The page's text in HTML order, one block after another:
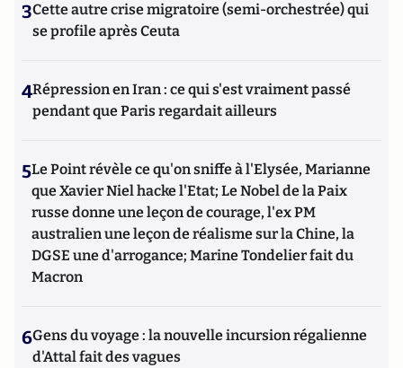
3Cette autre crise migratoire (semi-orchestrée) qui
se profile après Ceuta
4Répression en Iran : ce qui s'est vraiment passé
pendant que Paris regardait ailleurs
5Le Point révèle ce qu'on sniffe à l'Elysée, Marianne
que Xavier Niel hacke l'Etat; Le Nobel de la Paix
russe donne une leçon de courage, l'ex PM
australien une leçon de réalisme sur la Chine, la
DGSE une d'arrogance; Marine Tondelier fait du
Macron
6Gens du voyage : la nouvelle incursion régalienne
d'Attal fait des vagues